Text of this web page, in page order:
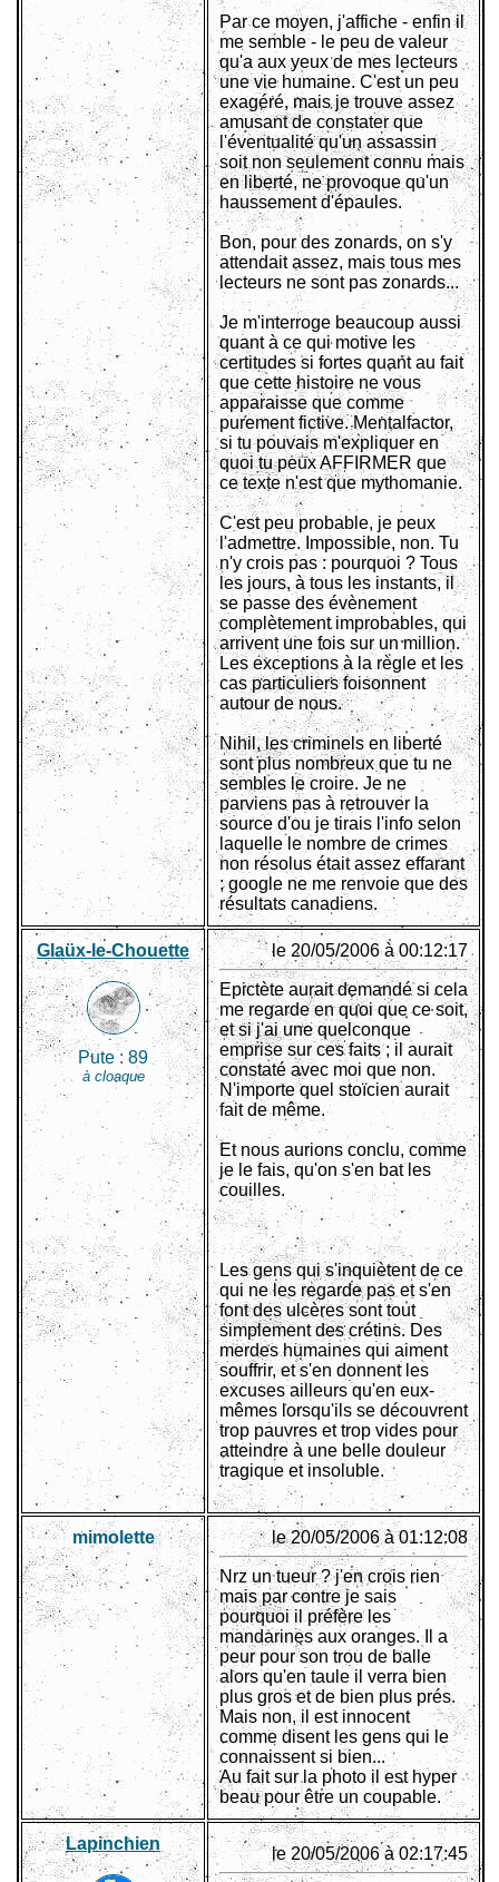
Par ce moyen, j'affiche - enfin il
me semble - le peu de valeur
qu'a aux yeux de mes lecteurs
une vie humaine. C'est un peu
exagéré, mais je trouve assez
amusant de constater que
l'éventualité qu'un assassin
soit non seulement connu mais
en liberté, ne provoque qu'un
haussement d'épaules.
Bon, pour des zonards, on s'y
attendait assez, mais tous mes
lecteurs ne sont pas zonards...
Je m'interroge beaucoup aussi
quant à ce qui motive les
certitudes si fortes quant au fait
que cette histoire ne vous
apparaisse que comme
purement fictive. Mentalfactor,
si tu pouvais m'expliquer en
quoi tu peux AFFIRMER que
ce texte n'est que mythomanie.
C'est peu probable, je peux
l'admettre. Impossible, non. Tu
n'y crois pas : pourquoi ? Tous
les jours, à tous les instants, il
se passe des évènement
complètement improbables, qui
arrivent une fois sur un million.
Les exceptions à la règle et les
cas particuliers foisonnent
autour de nous.
Nihil, les criminels en liberté
sont plus nombreux que tu ne
sembles le croire. Je ne
parviens pas à retrouver la
source d'ou je tirais l'info selon
laquelle le nombre de crimes
non résolus était assez effarant
; google ne me renvoie que des
résultats canadiens.
Glaüx-le-Chouette
Pute : 89
à cloaque
le 20/05/2006 à 00:12:17
Epictète aurait demandé si cela
me regarde en quoi que ce soit,
et si j'ai une quelconque
emprise sur ces faits ; il aurait
constaté avec moi que non.
N'importe quel stoïcien aurait
fait de même.
Et nous aurions conclu, comme
je le fais, qu'on s'en bat les
couilles.
Les gens qui s'inquiètent de ce
qui ne les regarde pas et s'en
font des ulcères sont tout
simplement des crétins. Des
merdes humaines qui aiment
souffrir, et s'en donnent les
excuses ailleurs qu'en eux-
mêmes lorsqu'ils se découvrent
trop pauvres et trop vides pour
atteindre à une belle douleur
tragique et insoluble.
mimolette le 20/05/2006 à 01:12:08
Nrz un tueur ? j'en crois rien
mais par contre je sais
pourquoi il préfère les
mandarines aux oranges. Il a
peur pour son trou de balle
alors qu'en taule il verra bien
plus gros et de bien plus prés.
Mais non, il est innocent
comme disent les gens qui le
connaissent si bien...
Au fait sur la photo il est hyper
beau pour être un coupable.
Lapinchien
le 20/05/2006 à 02:17:45